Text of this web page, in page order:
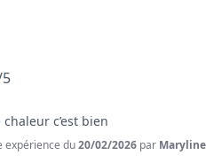
5
c’est bien
expérience du20/02/2026 par